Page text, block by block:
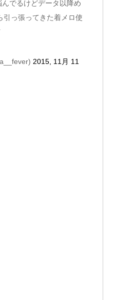
でるけどデータ以降め
引っ張ってきた着メロ使
2015, 11月 11